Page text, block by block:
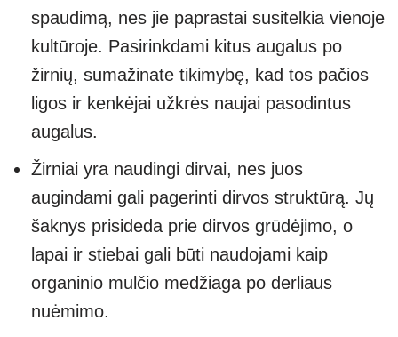
spaudimą, nes jie paprastai susitelkia vienoje
kultūroje. Pasirinkdami kitus augalus po
žirnių, sumažinate tikimybę, kad tos pačios
ligos ir kenkėjai užkrės naujai pasodintus
augalus.
Žirniai yra naudingi dirvai, nes juos
augindami gali pagerinti dirvos struktūrą. Jų
šaknys prisideda prie dirvos grūdėjimo, o
lapai ir stiebai gali būti naudojami kaip
organinio mulčio medžiaga po derliaus
nuėmimo.